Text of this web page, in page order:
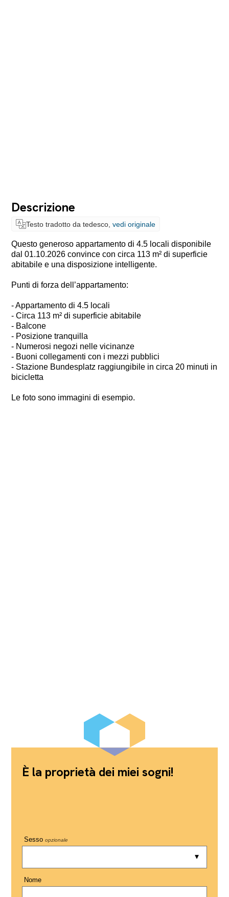
Descrizione
Testo tradotto da tedesco, vedi originale
Questo generoso appartamento di 4.5 locali disponibile
dal 01.10.2026 convince con circa 113 m² di superficie
abitabile e una disposizione intelligente.
Punti di forza dell’appartamento:
- Appartamento di 4.5 locali
- Circa 113 m² di superficie abitabile
- Balcone
- Posizione tranquilla
- Numerosi negozi nelle vicinanze
- Buoni collegamenti con i mezzi pubblici
- Stazione Bundesplatz raggiungibile in circa 20 minuti in
bicicletta
Le foto sono immagini di esempio.
È la proprietà dei miei sogni!
Sesso opzionale
Nome